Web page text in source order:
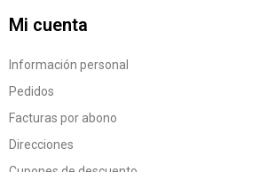
Mi cuenta
Información personal
Pedidos
Facturas por abono
Direcciones